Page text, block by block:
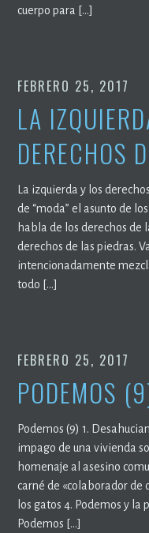
cuerpo para […]
FEBRERO 25, 2017
LA
DERECHOS
La izquierda y los
de “moda” el asunto de
habla de los derechos de
derechos de las piedras.
intencionadamente
todo […]
FEBRERO 25, 2017
PODEMOS
Podemos (9) 1.
impago de una vivienda
homenaje al asesino
carné de «colaborador de
los gatos 4. Podemos y la
Podemos […]